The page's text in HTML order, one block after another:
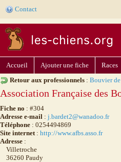
Contact
Accueil Ajouter une fiche Races
Retour aux professionnels : Bouvier
Association Française des
Fiche no : #304
Adresse e-mail : j.bardet2@wanadoo.fr
Téléphone : 0254494869
Site internet: http://www.afbs.asso.fr
Adresse :
Villetroche
36260 Paudy